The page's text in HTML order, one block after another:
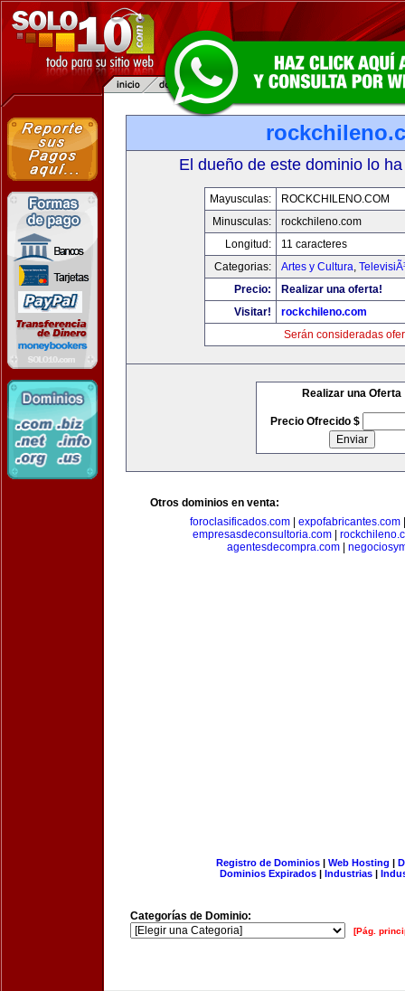
El dueño de este dominio lo
Mayusculas:
ROCKCHILENO.COM
Minusculas:
rockchileno.com
Longitud:
11 caracteres
Categorias:
Artes y Cultura,
Precio:
Realizar una oferta!
Visitar!
rockchileno.com
Serán consideradas
Realizar una Oferta
Precio Ofrecido $
Otros dominios en venta:
foroclasificados.com
expofabricantes.com
empresasdeconsultoria.com
agentesdecompra.com|
Registro de Dominios| Web Hosting |
Dominios Expirados | Industrias |
Categorías de Dominio:
[Pág.